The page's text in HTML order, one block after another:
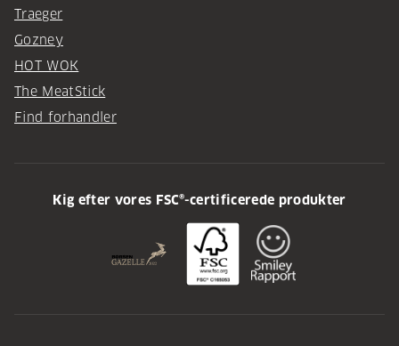
Traeger
Gozney
HOT WOK
The MeatStick
Find forhandler
Kig efter vores FSC®-certificerede produkter